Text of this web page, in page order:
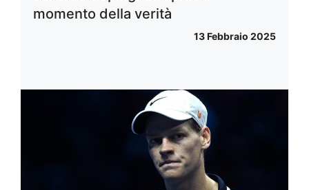
momento della verità
13 Febbraio 2025